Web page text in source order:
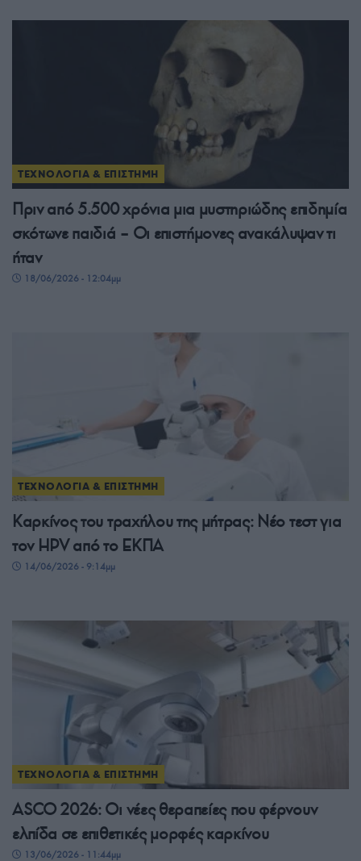
ΤΕΧΝΟΛΟΓΙΑ & ΕΠΙΣΤΗΜΗ
Πριν από 5.500 χρόνια μια μυστηριώδης επιδημία
σκότωνε παιδιά – Οι επιστήμονες ανακάλυψαν τι
ήταν
18/06/2026 - 12:04μμ
ΤΕΧΝΟΛΟΓΙΑ & ΕΠΙΣΤΗΜΗ
Καρκίνος του τραχήλου της μήτρας: Νέο τεστ για
τον HPV από το ΕΚΠΑ
14/06/2026 - 9:14μμ
ΤΕΧΝΟΛΟΓΙΑ & ΕΠΙΣΤΗΜΗ
ASCO 2026: Οι νέες θεραπείες που φέρνουν
ελπίδα σε επιθετικές μορφές καρκίνου
13/06/2026 - 11:44μμ